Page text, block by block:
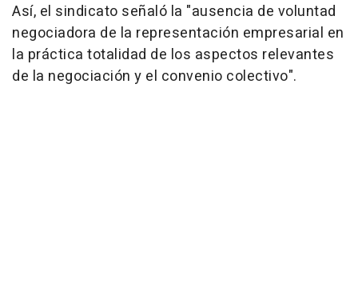
Así, el sindicato señaló la "ausencia de voluntad
negociadora de la representación empresarial en
la práctica totalidad de los aspectos relevantes
de la negociación y el convenio colectivo".